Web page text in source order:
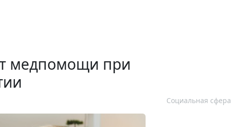
медпомощи при
Социальная сфера